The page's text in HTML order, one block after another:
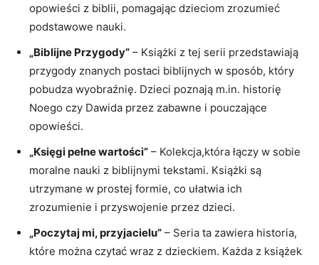
opowieści z biblii, pomagając dzieciom zrozumieć
podstawowe nauki.
„Biblijne Przygody” – Książki z tej serii przedstawiają
przygody znanych postaci biblijnych w sposób, który
pobudza wyobraźnię. Dzieci poznają m.in. historię
Noego czy Dawida przez zabawne i pouczające
opowieści.
„Księgi pełne wartości” – Kolekcja,która łączy w sobie
moralne nauki z biblijnymi tekstami. Książki są
utrzymane w prostej formie, co ułatwia ich
zrozumienie i przyswojenie przez dzieci.
„Poczytaj mi, przyjacielu” – Seria ta zawiera historia,
które można czytać wraz z dzieckiem. Każda z książek